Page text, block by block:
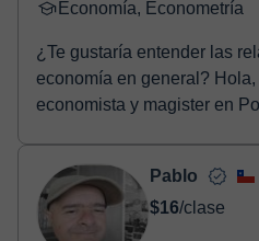
Economía, Econometría
¿Te gustaría entender las
economía en general? Hola, soy Darío Coral, soy
Pablo
$16/clase